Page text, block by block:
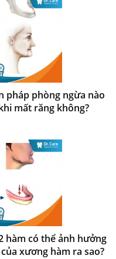
pháp phòng ngừa nào
mất răng không?
hàm có thể ảnh hưởng
xương hàm ra sao?